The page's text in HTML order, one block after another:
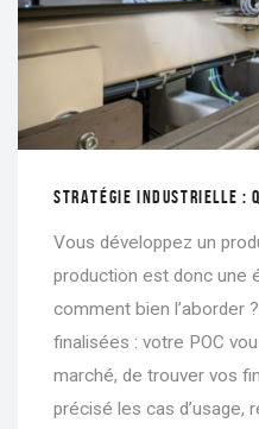
STRATÉGIE INDUSTRIELLE :
Vous développez un
production est donc une
comment bien l’aborder
finalisées : votre POC
marché, de trouver vos
précisé les cas d’usage,